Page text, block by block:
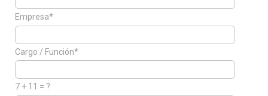
Empresa*
Cargo / Función*
7 + 11 = ?